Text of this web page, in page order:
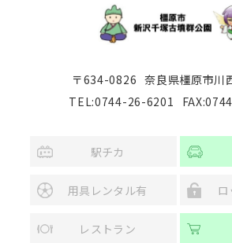
〒634-0826 奈良県橿原市川
TEL:0744-26-6201
駅チカ
用具レンタル有
レストラン